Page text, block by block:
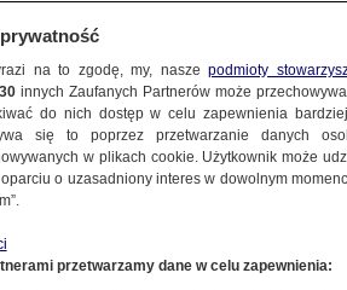
22.06.2009, 10:43
na to zgodę, my, naszepodmioty
30 innych Zaufanych Partnerów może
do nich dostęp w celu zapewnienia
się to poprzez przetwarzanie danych
w plikach cookie. Użytkownik może
o uzasadniony interes w dowolnym
przetwarzamy dane w celu zapewnienia: